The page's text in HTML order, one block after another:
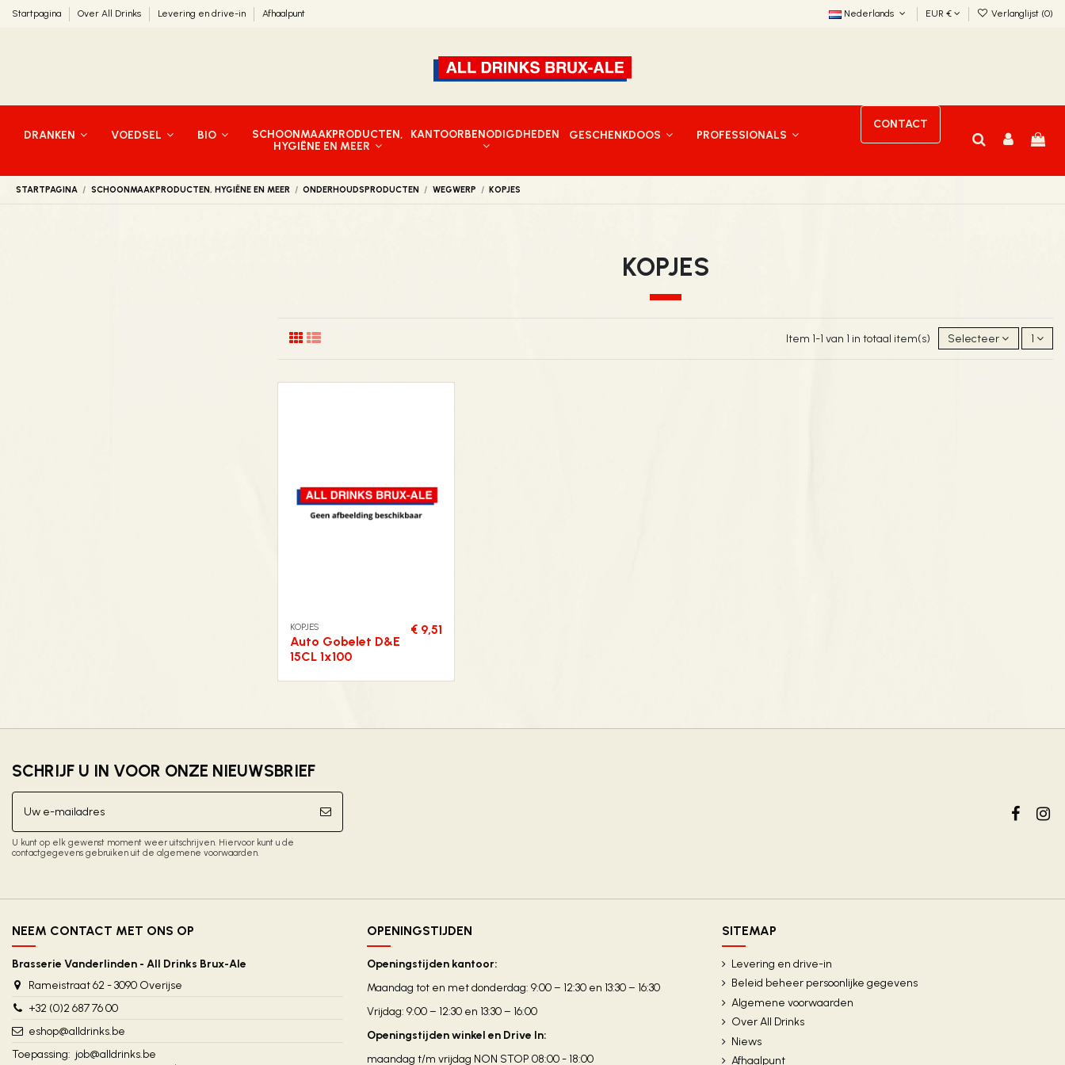
Startpagina Over All Drinks Levering en drive-in Afhaalpunt Nederlands EUR € Verlanglijst (0)
DRANKEN VOEDSEL BIO
SCHOONMAAKPRODUCTEN,
HYGIËNE EN MEER
KANTOORBENODIGDHEDEN GESCHENKDOOS PROFESSIONALS
CONTACT
STARTPAGINA SCHOONMAAKPRODUCTEN, HYGIËNE EN MEER ONDERHOUDSPRODUCTEN WEGWERP KOPJES
KOPJES
Item 1-1 van 1 in totaal item(s) Selecteer 1
KOPJES
Auto Gobelet D&E
15CL 1x100
€ 9,51
SCHRIJF U IN VOOR ONZE NIEUWSBRIEF
U kunt op elk gewenst moment weer uitschrijven. Hiervoor kunt u de
contactgegevens gebruiken uit de algemene voorwaarden.
NEEM CONTACT MET ONS OP
Brasserie Vanderlinden - All Drinks Brux-Ale
Rameistraat 62 - 3090 Overijse
+32 (0)2 687 76 00
eshop@alldrinks.be
Toepassing: job@alldrinks.be
OPENINGSTIJDEN
Openingstijden kantoor:
Maandag tot en met donderdag: 9:00 – 12:30 en 13:30 – 16:30
Vrijdag: 9:00 – 12:30 en 13:30 – 16:00
Openingstijden winkel en Drive In:
maandag t/m vrijdag NON STOP 08:00 - 18:00
SITEMAP
Levering en drive-in
Beleid beheer persoonlijke gegevens
Algemene voorwaarden
Over All Drinks
Niews
Afhaalpunt